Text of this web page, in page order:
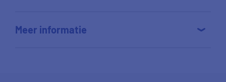
Meer informatie